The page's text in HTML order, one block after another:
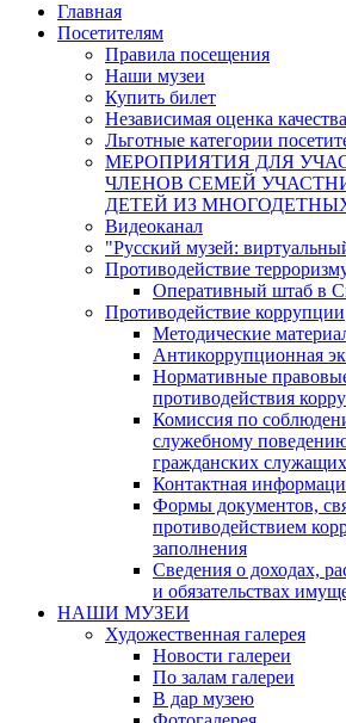
Главная
Посетителям
Правила посещения
Наши музеи
Купить билет
Независимая оценка качества
Льготные категории
МЕРОПРИЯТИЯ ДЛЯ
ЧЛЕНОВ СЕМЕЙ
ДЕТЕЙ ИЗ
Видеоканал
"Русский музей:
Противодействие
Оперативный штаб в
Противодействие коррупции
Методические
Антикоррупционная
Нормативные
противодействия
Комиссия по
служебному
гражданских
Контактная
Формы документов,
противодействием
заполнения
Сведения о доходах,
и обязательствах
НАШИ МУЗЕИ
Художественная галерея
Новости галереи
По залам галереи
В дар музею